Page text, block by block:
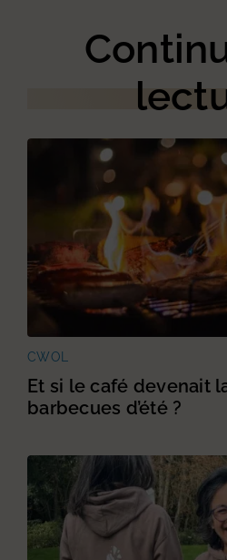
CWOL
Et si le café devenait
barbecues d’été ?